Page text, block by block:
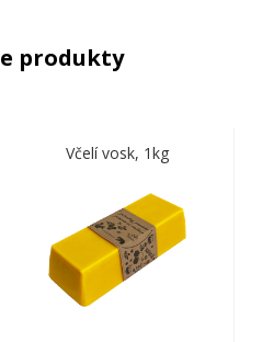
produkty
Včelí vosk, 1kg